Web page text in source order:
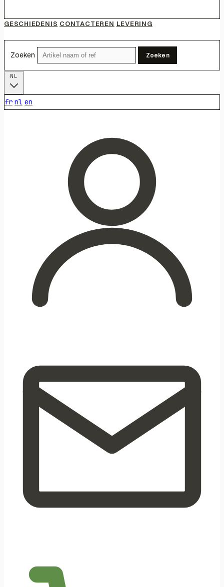
GESCHIEDENIS CONTACTEREN LEVERING
Zoeken Zoeken
fr nl en